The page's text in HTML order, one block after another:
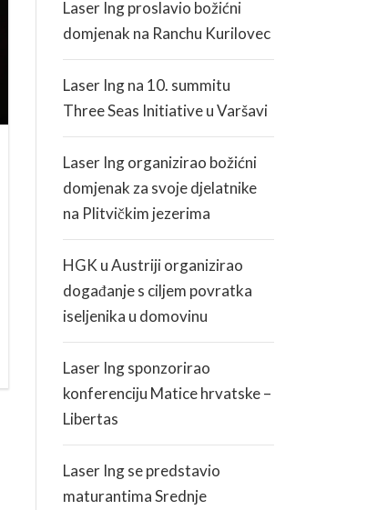
Laser Ing proslavio božićni
domjenak na Ranchu Kurilovec
Laser Ing na 10. summitu
Three Seas Initiative u Varšavi
Laser Ing organizirao božićni
domjenak za svoje djelatnike
na Plitvičkim jezerima
HGK u Austriji organizirao
događanje s ciljem povratka
iseljenika u domovinu
Laser Ing sponzorirao
konferenciju Matice hrvatske –
Libertas
Laser Ing se predstavio
maturantima Srednje